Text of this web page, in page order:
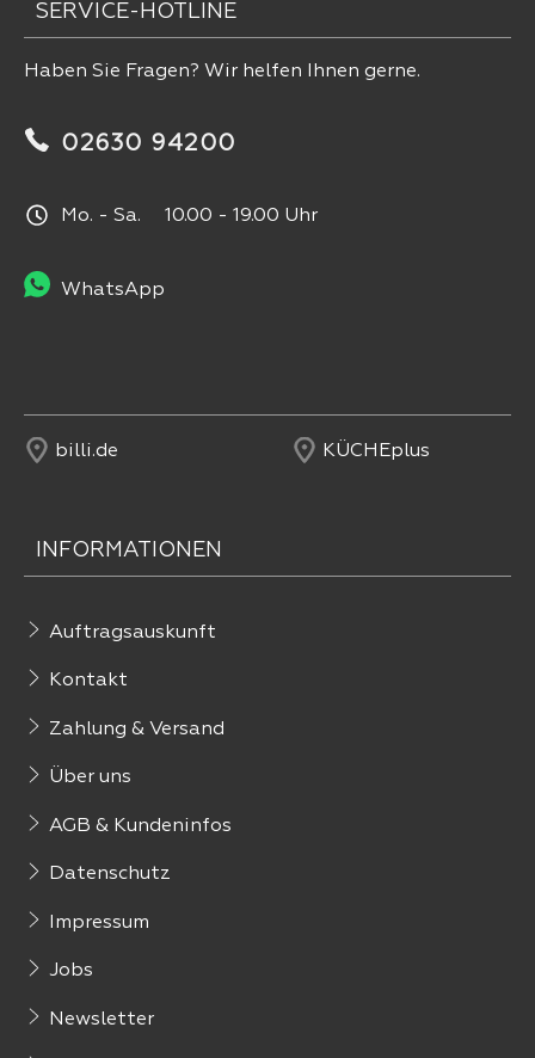
SERVICE-HOTLINE
Haben Sie Fragen? Wir helfen Ihnen gerne.
02630 94200
Mo. - Sa. 10.00 - 19.00 Uhr
WhatsApp
billi.de KÜCHEplus
INFORMATIONEN
Auftragsauskunft
Kontakt
Zahlung & Versand
Über uns
AGB & Kundeninfos
Datenschutz
Impressum
Jobs
Newsletter